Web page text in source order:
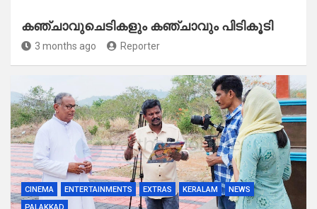
കഞ്ചാവുചെടികളും കഞ്ചാവും പിടികൂടി
3 months ago Reporter
CINEMA ENTERTAINMENTS EXTRAS KERALAM
NEWS